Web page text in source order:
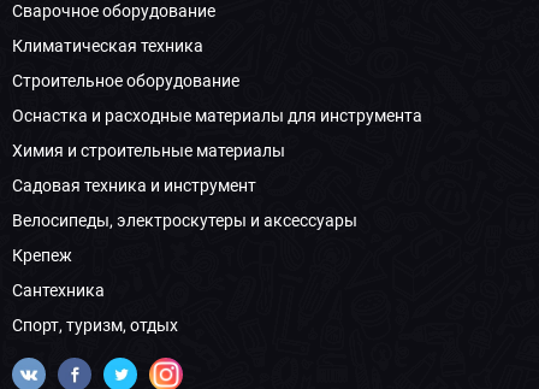
Сварочное оборудование
Климатическая техника
Строительное оборудование
Оснастка и расходные материалы для инструмента
Химия и строительные материалы
Садовая техника и инструмент
Велосипеды, электроскутеры и аксессуары
Крепеж
Сантехника
Спорт, туризм, отдых